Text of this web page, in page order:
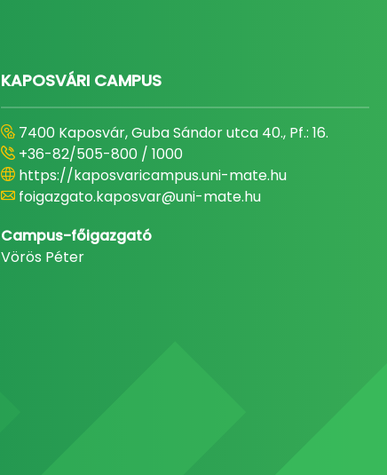
KAPOSVÁRI CAMPUS
7400 Kaposvár, Guba Sándor utca 40., Pf.: 16.
+36-82/505-800 / 1000
https://kaposvaricampus.uni-mate.hu
foigazgato.kaposvar@uni-mate.hu
Campus-főigazgató
Vörös Péter